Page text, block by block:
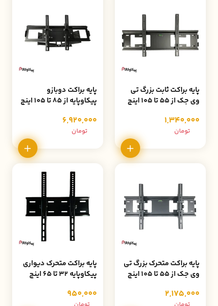
پایه براکت ثابت بزرگ تی
وی جک از 55 تا 105 اینچ
1,340,000
تومان
پایه براکت دوبازو
پیکاوپایه از 85 تا 105 اینچ
ماهه
6,920,000
تومان
پایه براکت متحرک بزرگ تی
وی جک از 55 تا 105 اینچ
2,175,000
پایه براکت متحرک دیواری
پیکاوپایه 32 تا 65 اینچ
36 ماهه
950,000